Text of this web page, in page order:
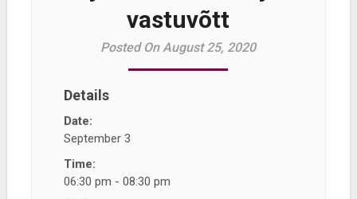
vastuvõtt
Posted On August 25, 2020
Details
Date:
September 3
Time:
06:30 pm - 08:30 pm